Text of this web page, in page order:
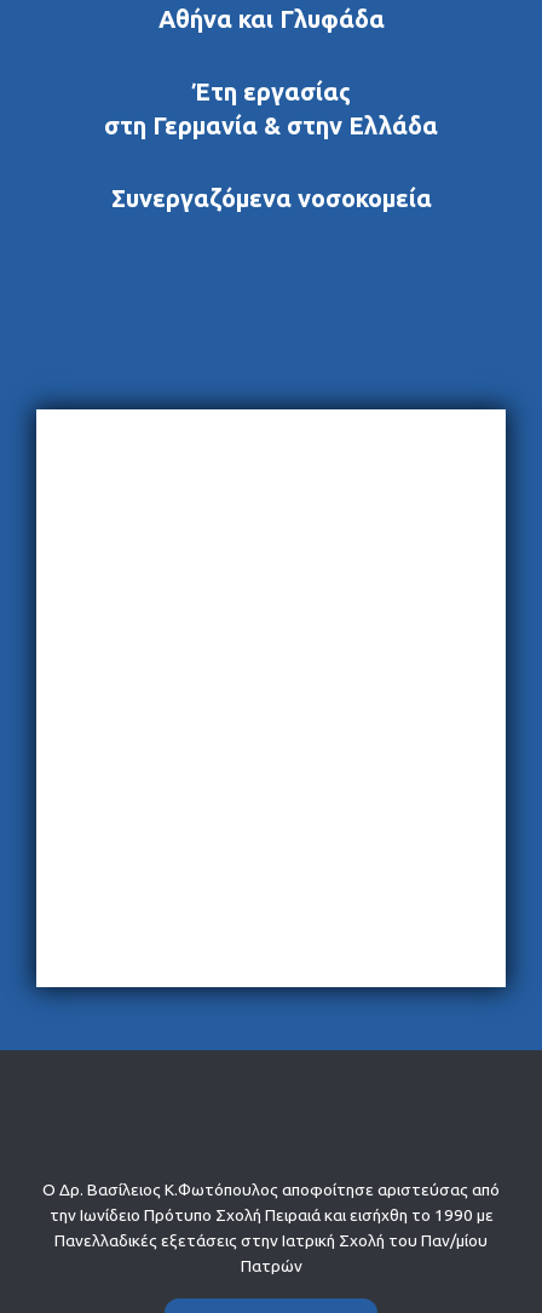
Αθήνα και Γλυφάδα
Έτη εργασίας
στη Γερμανία & στην Ελλάδα
Συνεργαζόμενα νοσοκομεία
Ο Δρ. Βασίλειος Κ.Φωτόπουλος αποφοίτησε αριστεύσας από
την Ιωνίδειο Πρότυπο Σχολή Πειραιά και εισήχθη το 1990 με
Πανελλαδικές εξετάσεις στην Ιατρική Σχολή του Παν/μίου
Πατρών